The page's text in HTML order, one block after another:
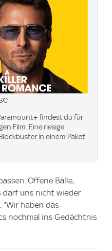
findest du für
Film. Eine riesige
in einem Paket
Offene Bälle,
darf uns nicht wieder
"Wir haben das
nochmal ins Gedächtnis